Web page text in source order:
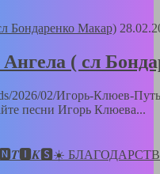
( сл
2026/02/Игорь-Клюев-
песни Игорь Клюева...